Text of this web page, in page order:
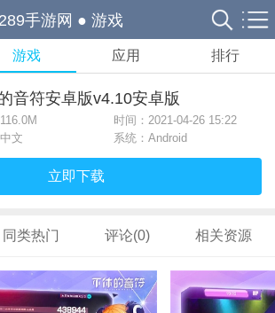
289手游网 ● 游戏
游戏 应用 排行
音符安卓版v4.10安卓版
116.0M
时间：2021-04-26 15:22
文
系统：Android
立即下载
同类热门 评论(0) 相关资源